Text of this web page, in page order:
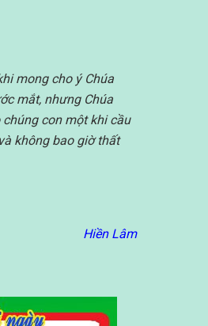
mong cho ý Chúa
mắt, nhưng Chúa
con một khi cầu
không bao giờ thất
Hiền Lâm